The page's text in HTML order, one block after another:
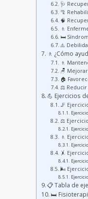
🩺
🦿
🧠
🚶
🛏️
⚠️
🚶 ¿Cómo
🚶
🪑
🏠
⚖️ Reducir
💪 Ejercicios
🦵
⚖️
🚶
🤸
🌬️
📋 Tabla de
🛏️